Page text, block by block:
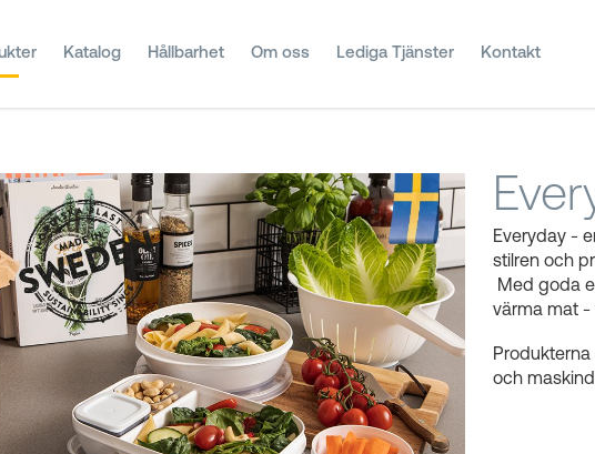
Katalog Hållbarhet Om oss Lediga Tjänster Kontakt
Everyday -
stilren och
Med goda
värma mat -
och